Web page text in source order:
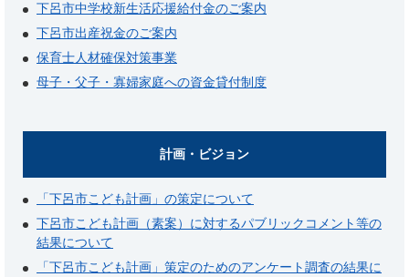
下呂市中学校新生活応援給付金のご案内
下呂市出産祝金のご案内
保育士人材確保対策事業
母子・父子・寡婦家庭への資金貸付制度
計画・ビジョン
「下呂市こども計画」の策定について
下呂市こども計画（素案）に対するパブリックコメント等の
結果について
「下呂市こども計画」策定のためのアンケート調査の結果に